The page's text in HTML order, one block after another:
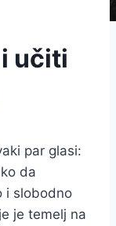
učiti
par glasi:
da
i slobodno
je temelj na